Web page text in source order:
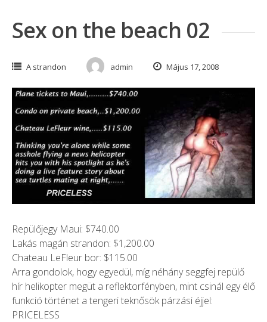
Sex on the beach 02
A strandon admin Május 17, 2008
Repülőjegy Maui: $740.00
Lakás magán strandon: $1,200.00
Chateau LeFleur bor: $115.00
Arra gondolok, hogy egyedül, míg néhány seggfej repülő
hír helikopter megüt a reflektorfényben, mint csinál egy élő
funkció történet a tengeri teknősök párzási éjjel:
PRICELESS